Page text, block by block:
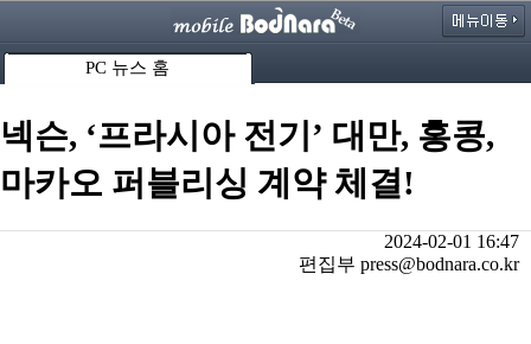
PC 뉴스 홈
넥슨, ‘프라시아 전기’ 대만, 홍콩,
마카오 퍼블리싱 계약 체결!
2024-02-01 16:47
편집부 press@bodnara.co.kr